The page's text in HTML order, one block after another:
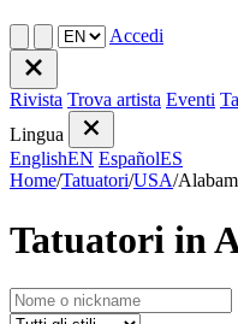
Accedi
Rivista Trova artista Eventi
Lingua
EnglishEN EspañolES
Home/Tatuatori/USA/
Tatuatori in